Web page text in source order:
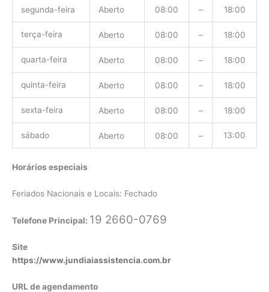
segunda-feira Aberto 08:00 – 18:00
terça-feira Aberto 08:00 – 18:00
quarta-feira Aberto 08:00 – 18:00
quinta-feira Aberto 08:00 – 18:00
sexta-feira Aberto 08:00 – 18:00
sábado Aberto 08:00 – 13:00
Horários especiais
Feriados Nacionais e Locais: Fechado
Telefone Principal: 19 2660-0769
Site
https://www.jundiaiassistencia.com.br
URL de agendamento